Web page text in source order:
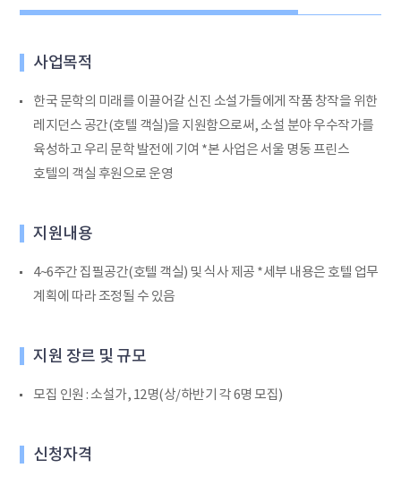
사업목적
한국 문학의 미래를 이끌어갈 신진 소설가들에게 작품 창작을 위한
레지던스 공간(호텔 객실)을 지원함으로써, 소설 분야 우수작가를
육성하고 우리 문학 발전에 기여 *본 사업은 서울 명동 프린스
호텔의 객실 후원으로 운영
지원내용
4~6주간 집필공간(호텔 객실) 및 식사 제공 *세부 내용은 호텔 업무
계획에 따라 조정될 수 있음
지원 장르 및 규모
모집 인원 : 소설가, 12명(상/하반기 각 6명 모집)
신청자격